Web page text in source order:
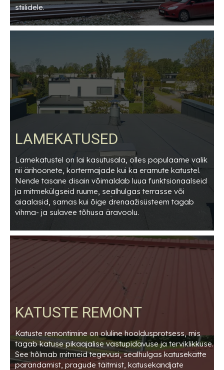
stiilidele.
LAMEKATUSED
Lamekatustel on lai kasutusala, olles populaarne valik
nii ärihoonete, kortermajade kui ka eramute katustel.
Nende tasane disain võimaldab luua funktsionaalseid
ja mitmekülgseid ruume, sealhulgas terrasse või
aiaalasid, samas kui õige drenaažisüsteem tagab
vihma- ja sulavee tõhusa äravoolu.
KATUSTE REMONT
Katuste remontimine on oluline hooldusprotsess, mis
tagab katuse pikaajalise vastupidavuse ja terviklikkuse.
See hõlmab mitmeid tegevusi, sealhulgas katusekatte
parandamist, pragude täitmist, katusekandjate